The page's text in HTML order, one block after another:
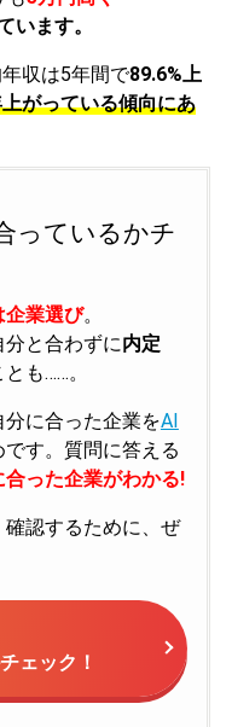
います。
収は5年間で89.6%上
がっている傾向にあ
っているかチ
企業選び。
と合わずに内定
も……。
に合った企業をAI
す。質問に答える
った企業がわかる!
認するために、ぜ
ェック！